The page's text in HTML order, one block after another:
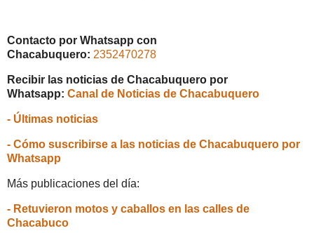
Contacto por Whatsapp con
Chacabuquero: 2352470278
Recibir las noticias de Chacabuquero por
Whatsapp: Canal de Noticias de Chacabuquero
- Últimas noticias
- Cómo suscribirse a las noticias de Chacabuquero por
Whatsapp
Más publicaciones del día:
- Retuvieron motos y caballos en las calles de
Chacabuco